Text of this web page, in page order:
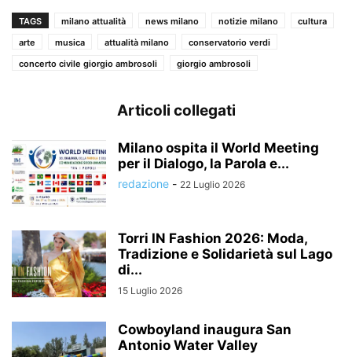
TAGS milano attualità news milano notizie milano
cultura
arte
musica attualità milano
conservatorio verdi
concerto civile giorgio ambrosoli
giorgio ambrosoli
Articoli collegati
Milano ospita il World Meeting
per il Dialogo, la Parola e...
redazione - 22 Luglio 2026
Torri IN Fashion 2026: Moda,
Tradizione e Solidarietà sul Lago
di...
15 Luglio 2026
Cowboyland inaugura San
Antonio Water Valley